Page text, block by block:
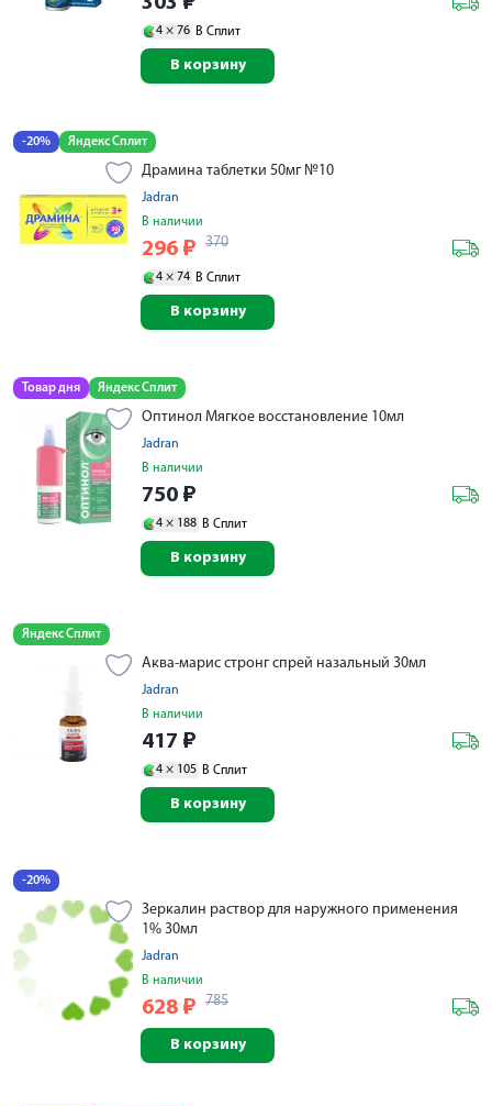
4 × 76 В Сплит
В корзину
-20% Яндекс Сплит
Драмина таблетки 50мг №10
Jadran
В наличии
296 ₽ 370
4 × 74 В Сплит
В корзину
Товар дня Яндекс Сплит
Оптинол Мягкое восстановление 10мл
Jadran
В наличии
750 ₽
4 × 188 В Сплит
В корзину
Яндекс Сплит
Аква-марис стронг спрей назальный 30мл
Jadran
В наличии
417 ₽
4 × 105 В Сплит
В корзину
-20%
Зеркалин раствор для наружного применения
1% 30мл
Jadran
В наличии
628 ₽ 785
В корзину